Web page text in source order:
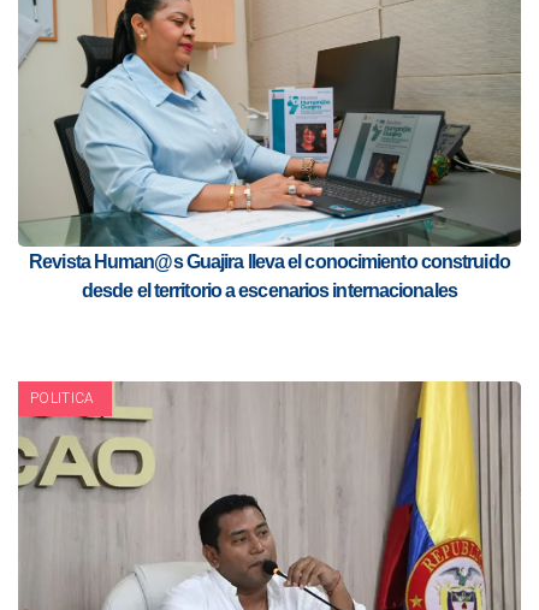
Revista Human@s Guajira lleva el conocimiento construido
desde el territorio a escenarios internacionales
POLITICA